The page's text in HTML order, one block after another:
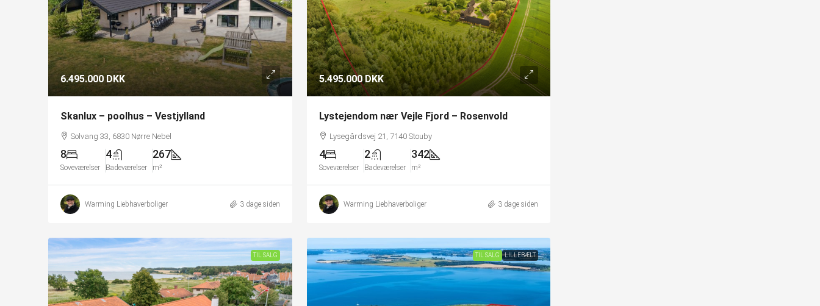
6.495.000 DKK
Skanlux – poolhus – Vestjylland
Solvang 33, 6830 Nørre Nebel
8
Soveværelser
4
Badeværelser
267
m²
Warming Liebhaverboliger 3 dage siden
5.495.000 DKK
Lystejendom nær Vejle Fjord – Rosenvold
Lysegårdsvej 21, 7140 Stouby
4
Soveværelser
2
Badeværelser
342
m²
Warming Liebhaverboliger 3 dage siden
TIL SALG TIL SALG LILLEBÆLT